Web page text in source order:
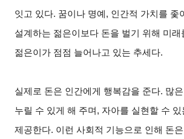
잇고 있다. 꿈이나 명예, 인간적 가치를 좇
설계하는 젊은이보다 돈을 벌기 위해 미래
젊은이가 점점 늘어나고 있는 추세다.
실제로 돈은 인간에게 행복감을 준다. 많
누릴 수 있게 해 주며, 자아를 실현할 수
제공한다. 이런 사회적 기능으로 인해 돈